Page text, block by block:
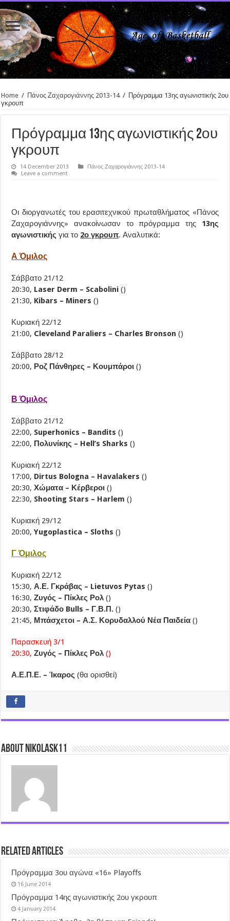
Home / Πάνος Ζαχαρογιάννης 2013-14 / Πρόγραμμα 13ης αγωνιστικής 2ου
γκρουπ
Πρόγραμμα 13ης αγωνιστικής 2ου
γκρουπ
14 December 2013
Πάνος Ζαχαρογιάννης 2013-14
Leave a comment
Οι διοργανωτές του ερασιτεχνικού πρωταθλήματος «Πάνος
Ζαχαρογιάννης» ανακοίνωσαν το πρόγραμμα της 13ης
αγωνιστικήςγια το 2ο γκρουπ. Αναλυτικά:
Α Όμιλος
Σάββατο 21/12
20:30, Laser Derm – Scabolini()
21:30, Kibars – Miners ()
Κυριακή 22/12
21:00, Cleveland Paraliers – Charles Bronson ()
Σάββατο 28/12
20:00, Ροζ Πάνθηρες – Κουμπάροι ()
Β Όμιλος
Σάββατο 21/12
22:00, Superhonics – Bandits ()
22:00, Πολυνίκης – Hell’s Sharks ()
Κυριακή 22/12
17:00, Dirtus Bologna – Havalakers()
20:30,Χώματα – Κέρβεροι()
22:30, Shooting Stars – Harlem ()
Κυριακή 29/12
20:00,Yugoplastica – Sloths ()
Γ Όμιλος
Κυριακή 22/12
15:30,Α.Ε. Γκράβας – Lietuvos Pytas ()
16:30, Ζυγός – Πίκλες Ρολ ()
20:30, Στιφάδο Bulls – Γ.Β.Π.()
21:45, Μπάσχετοι – Α.Σ. Κορυδαλλού Νέα Παιδεία ()
Παρασκευή 3/1
20:30,Ζυγός – Πίκλες Ρολ ()
Α.Ε.Π.Ε. – Ίκαρος(θα ορισθεί)
About nikolask11
Related Articles
Πρόγραμμα 3ου αγώνα «16» Playoffs
16 June 2014
Πρόγραμμα 14ης αγωνιστικής 2ου γκρουπ
4 January 2014